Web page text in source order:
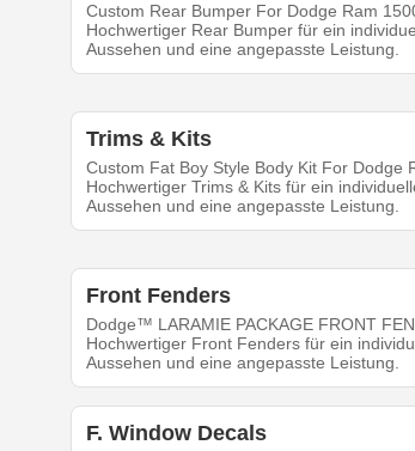
Custom Rear Bumper For Dodge Ram
Hochwertiger Rear Bumper für ein
Aussehen und eine angepasste Leistung.
Trims & Kits
Custom Fat Boy Style Body Kit For Dodge
Hochwertiger Trims & Kits für ein
Aussehen und eine angepasste Leistung.
Front Fenders
Dodge™ LARAMIE PACKAGE FRONT
Hochwertiger Front Fenders für ein
Aussehen und eine angepasste Leistung.
F. Window Decals